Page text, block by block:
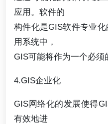
应用。软件的
构件化是GIS软件专业
用系统中，
GIS可能将作为一个必须
4.GIS企业化
GIS网络化的发展使得
有效地进